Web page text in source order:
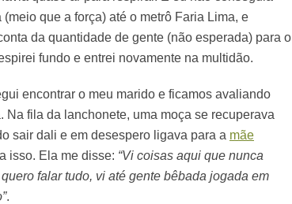
que a força) até o metrô Faria Lima, e
da quantidade de gente (não esperada) para o
fundo e entrei novamente na multidão.
encontrar o meu marido e ficamos avaliando
Na fila da lanchonete, uma moça se recuperava
sair dali e em desespero ligava para a mãe
isso. Ela me disse: “Vi coisas aqui que nunca
falar tudo, vi até gente bêbada jogada em
.